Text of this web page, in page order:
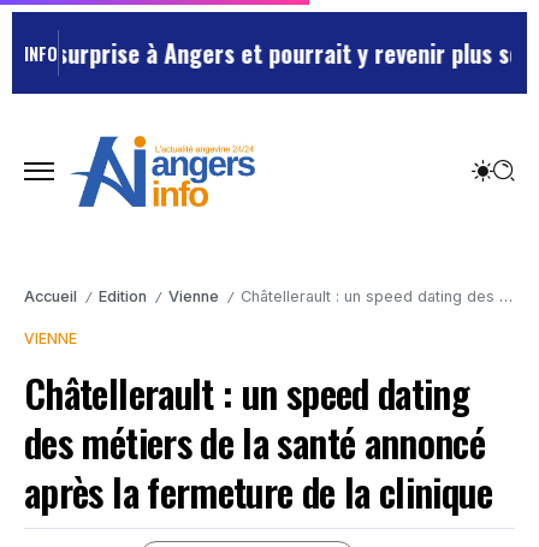
INFO
surprise à Angers et pourrait y revenir plus
Accueil / Edition / Vienne / Châtellerault : un speed dating des métiers de la santé annoncé après la fermeture de la clinique
VIENNE
Châtellerault : un speed dating
des métiers de la santé annoncé
après la fermeture de la clinique